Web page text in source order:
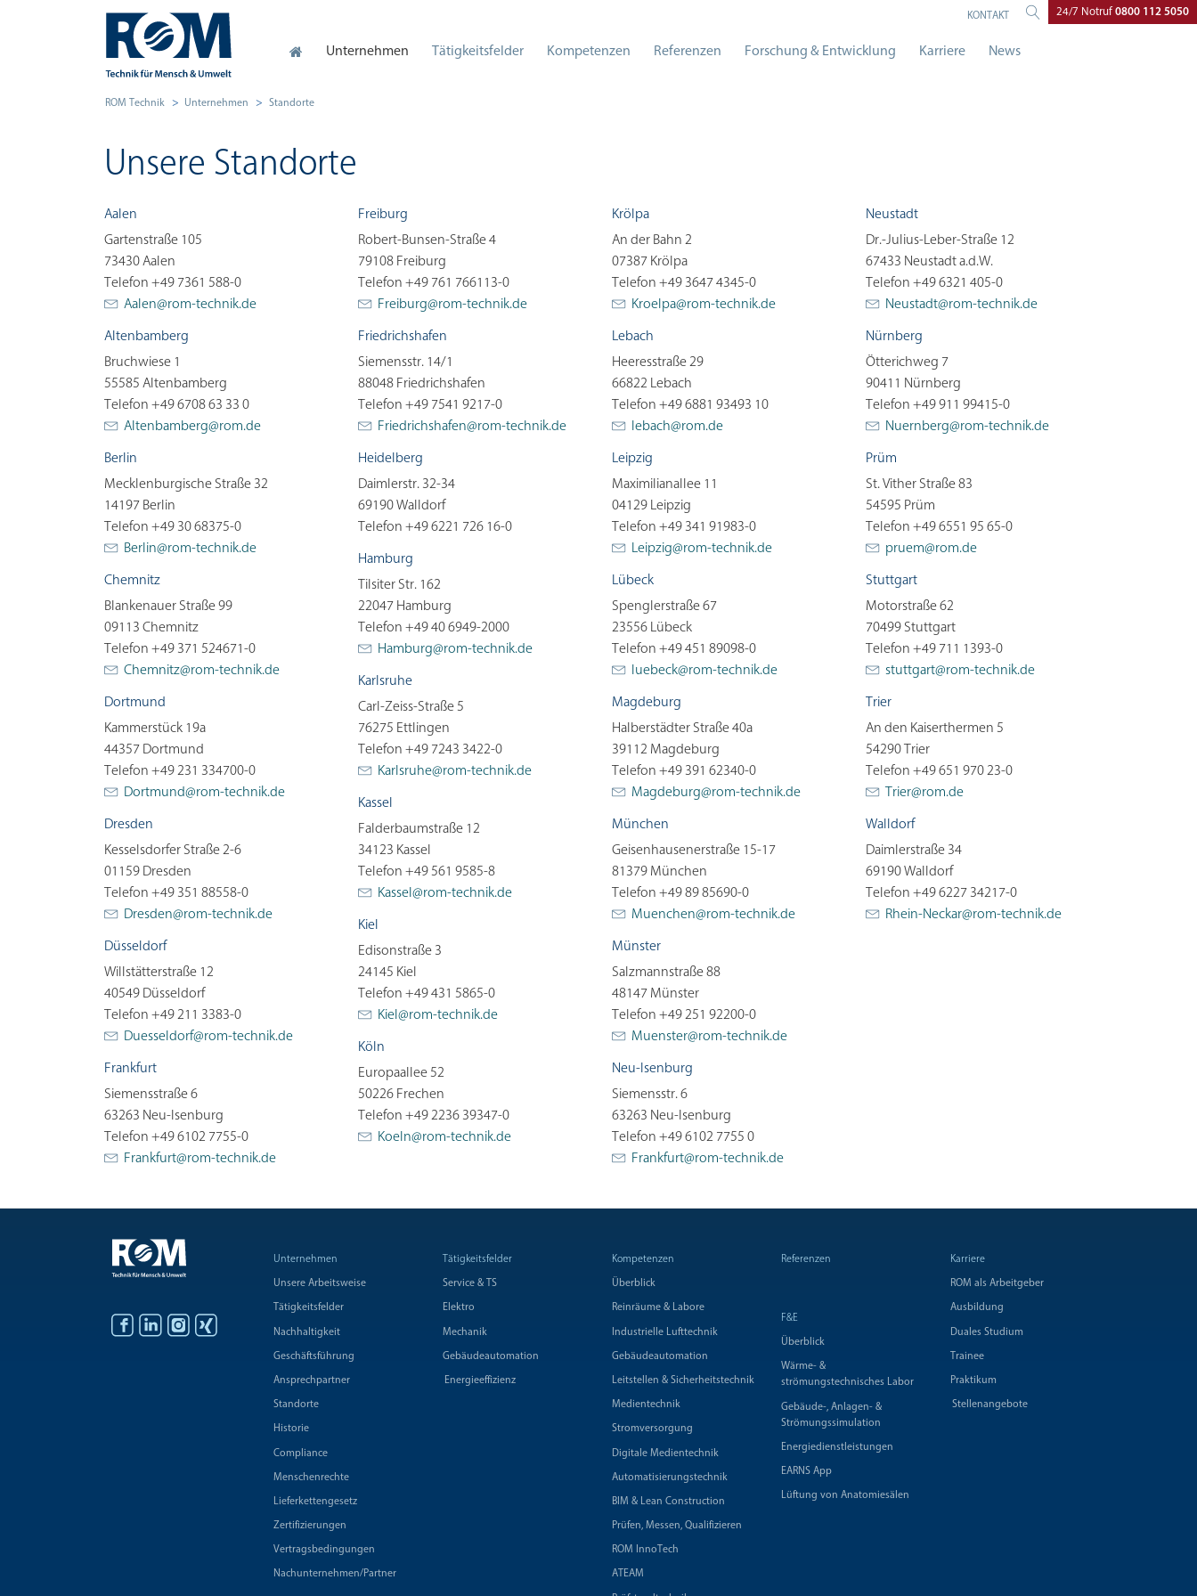
24/7 Notruf 0800 112 5050
KONTAKT
Unternehmen Tätigkeitsfelder Kompetenzen Referenzen Forschung & Entwicklung Karriere News
ROM Technik Unternehmen Standorte
Unsere Standorte
Aalen
Gartenstraße 105
73430 Aalen
Telefon +49 7361 588-0
Aalen@rom-technik.de
Altenbamberg
Bruchwiese 1
55585 Altenbamberg
Telefon +49 6708 63 33 0
Altenbamberg@rom.de
Berlin
Mecklenburgische Straße 32
14197 Berlin
Telefon +49 30 68375-0
Berlin@rom-technik.de
Chemnitz
Blankenauer Straße 99
09113 Chemnitz
Telefon +49 371 524671-0
Chemnitz@rom-technik.de
Dortmund
Kammerstück 19a
44357 Dortmund
Telefon +49 231 334700-0
Dortmund@rom-technik.de
Dresden
Kesselsdorfer Straße 2-6
01159 Dresden
Telefon +49 351 88558-0
Dresden@rom-technik.de
Düsseldorf
Willstätterstraße 12
40549 Düsseldorf
Telefon +49 211 3383-0
Duesseldorf@rom-technik.de
Frankfurt
Siemensstraße 6
63263 Neu-Isenburg
Telefon +49 6102 7755-0
Frankfurt@rom-technik.de
Freiburg
Robert-Bunsen-Straße 4
79108 Freiburg
Telefon +49 761 766113-0
Freiburg@rom-technik.de
Friedrichshafen
Siemensstr. 14/1
88048 Friedrichshafen
Telefon +49 7541 9217-0
Friedrichshafen@rom-technik.de
Heidelberg
Daimlerstr. 32-34
69190 Walldorf
Telefon +49 6221 726 16-0
Hamburg
Tilsiter Str. 162
22047 Hamburg
Telefon +49 40 6949-2000
Hamburg@rom-technik.de
Karlsruhe
Carl-Zeiss-Straße 5
76275 Ettlingen
Telefon +49 7243 3422-0
Karlsruhe@rom-technik.de
Kassel
Falderbaumstraße 12
34123 Kassel
Telefon +49 561 9585-8
Kassel@rom-technik.de
Kiel
Edisonstraße 3
24145 Kiel
Telefon +49 431 5865-0
Kiel@rom-technik.de
Köln
Europaallee 52
50226 Frechen
Telefon +49 2236 39347-0
Koeln@rom-technik.de
Krölpa
An der Bahn 2
07387 Krölpa
Telefon +49 3647 4345-0
Kroelpa@rom-technik.de
Lebach
Heeresstraße 29
66822 Lebach
Telefon +49 6881 93493 10
lebach@rom.de
Leipzig
Maximilianallee 11
04129 Leipzig
Telefon +49 341 91983-0
Leipzig@rom-technik.de
Lübeck
Spenglerstraße 67
23556 Lübeck
Telefon +49 451 89098-0
luebeck@rom-technik.de
Magdeburg
Halberstädter Straße 40a
39112 Magdeburg
Telefon +49 391 62340-0
Magdeburg@rom-technik.de
München
Geisenhausenerstraße 15-17
81379 München
Telefon +49 89 85690-0
Muenchen@rom-technik.de
Münster
Salzmannstraße 88
48147 Münster
Telefon +49 251 92200-0
Muenster@rom-technik.de
Neu-Isenburg
Siemensstr. 6
63263 Neu-Isenburg
Telefon +49 6102 7755 0
Frankfurt@rom-technik.de
Neustadt
Dr.-Julius-Leber-Straße 12
67433 Neustadt a.d.W.
Telefon +49 6321 405-0
Neustadt@rom-technik.de
Nürnberg
Ötterichweg 7
90411 Nürnberg
Telefon +49 911 99415-0
Nuernberg@rom-technik.de
Prüm
St. Vither Straße 83
54595 Prüm
Telefon +49 6551 95 65-0
pruem@rom.de
Stuttgart
Motorstraße 62
70499 Stuttgart
Telefon +49 711 1393-0
stuttgart@rom-technik.de
Trier
An den Kaiserthermen 5
54290 Trier
Telefon +49 651 970 23-0
Trier@rom.de
Walldorf
Daimlerstraße 34
69190 Walldorf
Telefon +49 6227 34217-0
Rhein-Neckar@rom-technik.de
Unternehmen
Unsere Arbeitsweise
Tätigkeitsfelder
Nachhaltigkeit
Geschäftsführung
Ansprechpartner
Standorte
Historie
Compliance
Menschenrechte
Lieferkettengesetz
Zertifizierungen
Vertragsbedingungen
Nachunternehmen/Partner
Tätigkeitsfelder
Service & TS
Elektro
Mechanik
Gebäudeautomation
Energieeffizienz
Kompetenzen
Überblick
Reinräume & Labore
Industrielle Lufttechnik
Gebäudeautomation
Leitstellen & Sicherheitstechnik
Medientechnik
Stromversorgung
Digitale Medientechnik
Automatisierungstechnik
BIM & Lean Construction
Prüfen, Messen, Qualifizieren
ROM InnoTech
ATEAM
Referenzen
F&E
Überblick
Wärme- &
strömungstechnisches Labor
Gebäude-, Anlagen- &
Strömungssimulation
Energiedienstleistungen
EARNS App
Lüftung von Anatomiesälen
Karriere
ROM als Arbeitgeber
Ausbildung
Duales Studium
Trainee
Praktikum
Stellenangebote